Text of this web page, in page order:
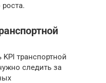
транспортной
следить за